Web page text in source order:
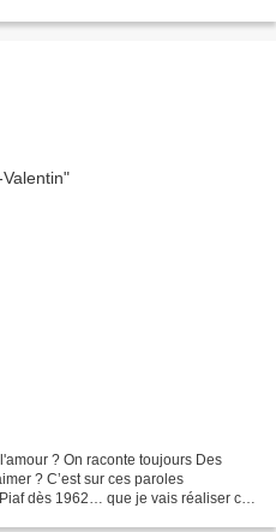
? On raconte toujours Des
? C’est sur ces paroles
dès 1962… que je vais réaliser ce